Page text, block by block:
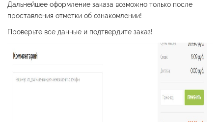
Дальнейшее оформление заказа возможно только после
проставления отметки об ознакомлении!
Проверьте все данные и подтвердите заказ!